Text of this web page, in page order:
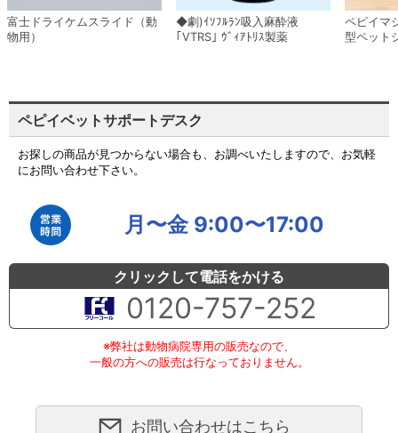
富士ドライケムスライド（動
物用）
◆劇)ｲｿﾌﾙﾗﾝ吸入麻酔液
｢VTRS｣ ｳﾞｨｱﾄﾘｽ製薬
ペピイマ
型ペット
ペピイベットサポートデスク
お探しの商品が見つからない場合も、お調べいたしますので、お気軽
にお問い合わせ下さい。
月〜金 9:00〜17:00
クリックして電話をかける
0120-757-252
※弊社は動物病院専用の販売なので、
一般の方への販売は行なっておりません。
お問い合わせはこちら